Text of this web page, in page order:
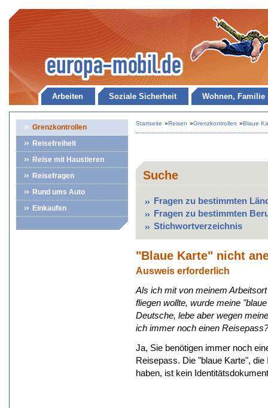
Arbeiten Soziale Sicherheit Wohnen, Familie
Grenzkontrollen
Reisefreiheit
Reise mit Haustieren
Reisefragen
Rund ums Auto
Einkaufen
Startseite »Reisen »Grenzkontrollen »Blaue
Suche
Fragen zu bestimmten
Fragen zu bestimmten
Stichwortverzeichnis
"Blaue Karte" nicht
Ausweis erforderlich
Als ich mit von meinem
fliegen wollte, wurde meine
Deutsche, lebe aber wegen
ich immer noch einen Reisepass?
Ja, Sie benötigen immer noch
Reisepass. Die "blaue Karte",
haben, ist kein